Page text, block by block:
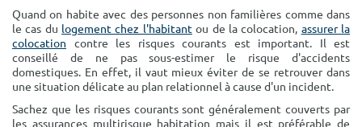
Surface min
m²
Surface max
m²
Type de location
Colocation
Quand on habite avec des personnes non familières comme dans
le cas du logement chez l'habitantou de la colocation, assurer la
colocation contre les risques courants est important. Il est
conseillé de ne pas sous-estimer le risque d'accidents
domestiques. En effet, il vaut mieux éviter de se retrouver dans
une situation délicate au plan relationnel à cause d'un incident.
Sachez que les risques courants sont généralement couverts par
les assurances multirisque habitation mais il est préférable de